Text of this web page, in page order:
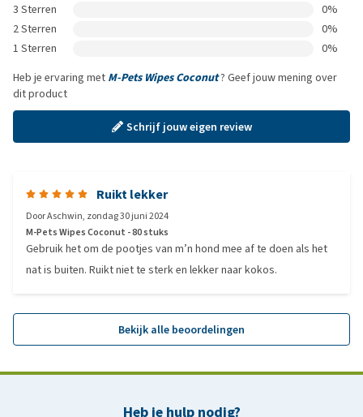
3 Sterren
0%
2 Sterren
0%
1 Sterren
0%
Heb je ervaring met M-Pets Wipes Coconut? Geef jouw mening over
dit product
Schrijf jouw eigen review
Ruikt lekker
DoorAschwin, zondag 30 juni 2024
M-Pets Wipes Coconut - 80 stuks
Gebruik het om de pootjes van m’n hond mee af te doen als het
nat is buiten. Ruikt niet te sterk en lekker naar kokos.
Bekijk alle beoordelingen
Heb je hulp nodig?